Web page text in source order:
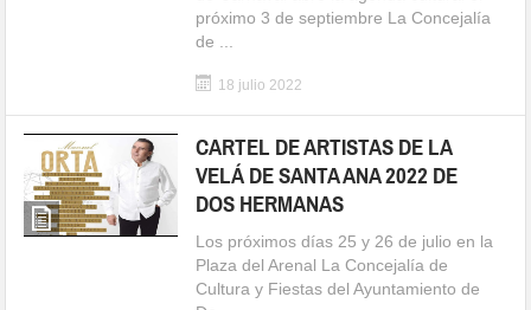
próximo 3 de septiembre La Concejalía
de ...
18 julio 2022
CARTEL DE ARTISTAS DE LA
VELÁ DE SANTA ANA 2022 DE
DOS HERMANAS
Los próximos días 25 y 26 de julio en la
Plaza del Arenal La Concejalía de
Cultura y Fiestas del Ayuntamiento de